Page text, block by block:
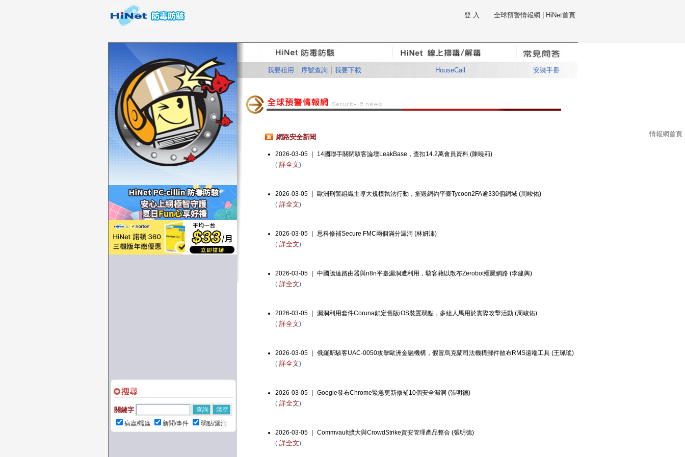
登 入 全球預警情報網 HiNet首頁
關鍵字
病蟲/蠕蟲 新聞/事件 弱點/漏洞
我要租用 序號查詢 我要下載 HouseCall 安裝手冊
情報網首頁
網路安全新聞
2026-03-05 ｜ 14國聯手關閉駭客論壇LeakBase，查扣14.2萬會員資料 (陳曉莉)
( 詳全文)
2026-03-05 ｜ 歐洲刑警組織主導大規模執法行動，摧毀網釣平臺Tycoon2FA逾330個網域 (周峻佑)
( 詳全文)
2026-03-05 ｜ 思科修補Secure FMC兩個滿分漏洞 (林妍溱)
( 詳全文)
2026-03-05 ｜ 中國騰達路由器與n8n平臺漏洞遭利用，駭客藉以散布Zerobot殭屍網路 (李建興)
( 詳全文)
2026-03-05 ｜ 漏洞利用套件Coruna鎖定舊版iOS裝置弱點，多組人馬用於實際攻擊活動 (周峻佑)
( 詳全文)
2026-03-05 ｜ 俄羅斯駭客UAC-0050攻擊歐洲金融機構，假冒烏克蘭司法機構郵件散布RMS遠端工具 (王珮瑤)
( 詳全文)
2026-03-05 ｜ Google發布Chrome緊急更新修補10個安全漏洞 (張明德)
( 詳全文)
2026-03-05 ｜ Commvault擴大與CrowdStrike資安管理產品整合 (張明德)
( 詳全文)